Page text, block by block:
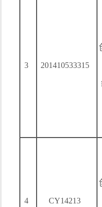
3 201410533315
4 CY14213